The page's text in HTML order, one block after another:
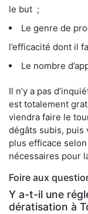
le but ;
Le genre de
l’efficacité dont il
Le nombre
Il n’y a pas
est totalement
viendra faire le
dégâts subis, puis
plus efficace
nécessaires pour
Foire aux
Y a-t-il une
dératisation à